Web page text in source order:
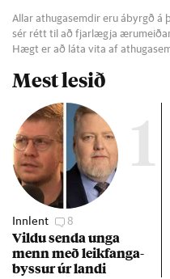
Allar athugasemdir eru ábyrgð
sér rétt til að fjarlægja
Hægt er að láta vita af
Mest lesið
1
Innlent 8
Vildu senda unga
menn með leik­fanga­
byss­ur úr landi